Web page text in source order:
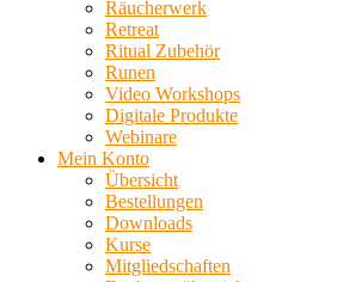
Räucherwerk
Retreat
Ritual Zubehör
Runen
Video Workshops
Digitale Produkte
Webinare
Mein Konto
Übersicht
Bestellungen
Downloads
Kurse
Mitgliedschaften